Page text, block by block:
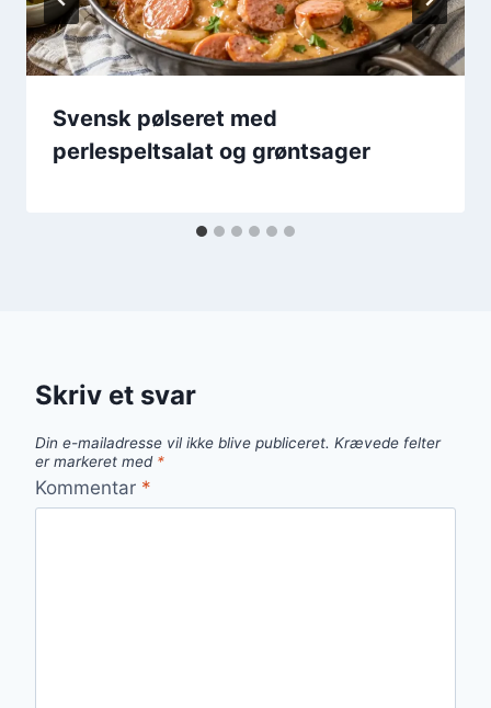
Svensk pølseret med
perlespeltsalat og grøntsager
Skriv et svar
Din e-mailadresse vil ikke blive publiceret. Krævede felter
er markeret med *
Kommentar *